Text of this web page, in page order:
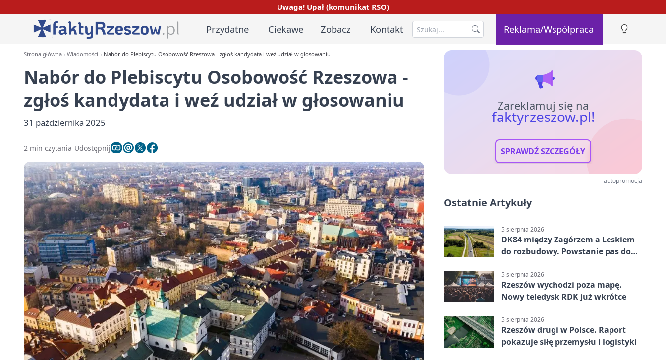
Uwaga! Upał (komunikat RSO)
Przydatne Ciekawe Zobacz Kontakt Reklama/Współpraca
Strona główna Wiadomości Nabór do Plebiscytu Osobowość Rzeszowa - zgłoś kandydata i weź udział w głosowaniu
Nabór do Plebiscytu Osobowość Rzeszowa -
zgłoś kandydata i weź udział w głosowaniu
31 października 2025
2 min czytania Udostępnij
Zareklamuj się na
faktyrzeszow.pl!
SPRAWDŹ SZCZEGÓŁY
autopromocja
Ostatnie Artykuły
5 sierpnia 2026
DK84 między Zagórzem a Leskiem
do rozbudowy. Powstanie pas do
5 sierpnia 2026
Rzeszów wychodzi poza mapę.
Nowy teledysk RDK już wkrótce
5 sierpnia 2026
Rzeszów drugi w Polsce. Raport
pokazuje siłę przemysłu i logistyki